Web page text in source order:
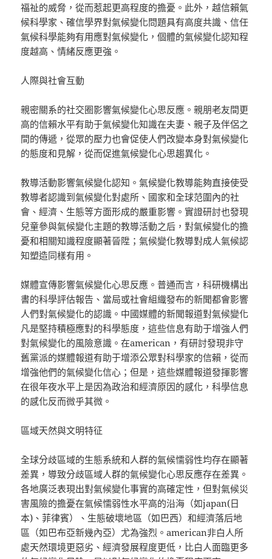
福祉的威脅，從而惹起更高程度的擔憂。此外，越信賴氣
候科學家、確信學界對氣候變化問題具有高度共識、信任
氣候科學能夠有用應對氣候變化，個體的氣候變化認知程
度越高、情緒反應更強。
人際與社會互動
親密關系的社交圈影響氣候變化心思反應。親朋老友間更
高的信賴水平有助于氣候變化知識在夫妻、親子及伴侶之
間的傳遞，從眾的壓力也會促使人們改變本身對氣候變化
的態度和見解，從而促進氣候變化心思趨異化。
教導活動影響氣候變化認知。氣候變化教導能夠直接使受
教導者認識到氣候變化對處所、國家和全球范圍內的社
會、經濟、生態等方面形成的嚴重影響。實證研討也發現
兒童參與氣候變化主題的教導活動之后，對氣候變化的擔
憂和相關知識程度顯著晉陞；氣候變化教導對成人氣候認
知塑造同樣有用。
媒體宣傳影響氣候變化心思反應。普通而言，科研機構出
書的科學評估報告、當局或社會組織發布的新聞都會影響
人們對氣候變化的認識。中國媒體的新聞報道對氣候變化
凡是堅持積極應對的科學態度，這些信息有助于增強人們
對氣候變化的風險意識。在american，有研討發現非守
舊黨派的媒體報道有助于增添公眾對科學家的信賴，從而
增強他們的氣候變化信心；但是，這些媒體報道發揮影響
在很年夜水平上是因為政治和經濟原因的感化，科學信息
的感化反而微乎其微。
區域天然與文明特征
全球分歧區域的生態系統和人群的氣候懦弱性均存在顯著
差異，導致分歧區域人群的氣候變化心思反應存在差異。
各地廣泛表現出對氣候變化事實的高確定性，但對氣候災
害風險的擔憂在氣候懦弱性水平高的沿海（如japan(日
本)、菲律賓）、生態破壞地區（如巴西）和經濟落后地
區（如巴布亞新幾內亞）尤為強烈。american非白人所
處天然環境更惡劣、經濟發展程度更低，比白人面臨更多